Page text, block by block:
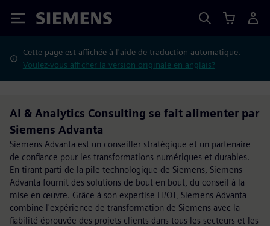
Siemens
Cette page est affichée à l'aide de traduction automatique.
Voulez-vous afficher la version originale en anglais?
AI & Analytics Consulting se fait alimenter par
Siemens Advanta
Siemens Advanta est un conseiller stratégique et un partenaire
de confiance pour les transformations numériques et durables.
En tirant parti de la pile technologique de Siemens, Siemens
Advanta fournit des solutions de bout en bout, du conseil à la
mise en œuvre. Grâce à son expertise IT/OT, Siemens Advanta
combine l'expérience de transformation de Siemens avec la
fiabilité éprouvée des projets clients dans tous les secteurs et les